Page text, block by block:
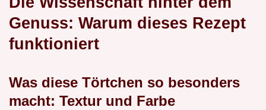
Genuss: Warum dieses Rezept
funktioniert
Was diese Törtchen so besonders
macht: Textur und Farbe